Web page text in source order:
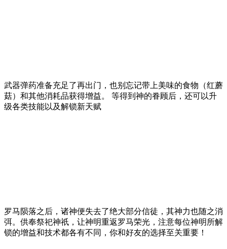
武器弹药准备充足了再出门，也别忘记带上美味的食物（红蘑
菇）和其他消耗品获得增益。 等得到神的眷顾后，还可以升
级各类技能以及解锁新天赋
罗马陨落之后，诸神便失去了绝大部分信徒，其神力也随之消
弭。供奉祭祀神祇，让神明重返罗马荣光，注意每位神明所解
锁的增益和技术都各有不同，你和好友的选择至关重要！